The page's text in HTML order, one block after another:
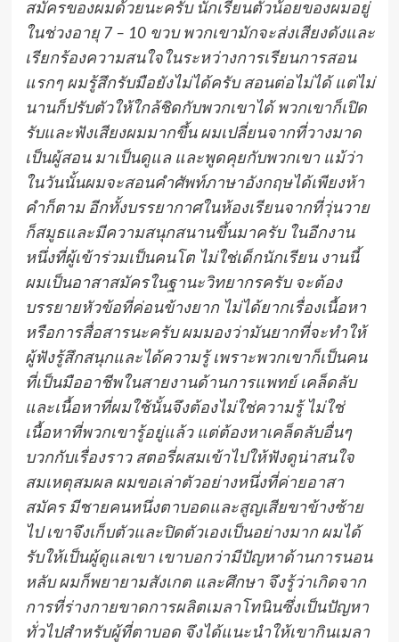
สมัครของผมด้วยนะครับ นักเรียนตัวน้อยของผมอยู่
ในช่วงอายุ 7 – 10 ขวบ พวกเขามักจะส่งเสียงดังและ
เรียกร้องความสนใจในระหว่างการเรียนการสอน
แรกๆ ผมรู้สึกรับมือยังไม่ได้ครับ สอนต่อไม่ได้ แต่ไม่
นานก็ปรับตัวให้ใกล้ชิดกับพวกเขาได้ พวกเขาก็เปิด
รับและฟังเสียงผมมากขึ้น ผมเปลี่ยนจากที่วางมาด
เป็นผู้สอน มาเป็นดูแล และพูดคุยกับพวกเขา แม้ว่า
ในวันนั้นผมจะสอนคำศัพท์ภาษาอังกฤษได้เพียงห้า
คำก็ตาม อีกทั้งบรรยากาศในห้องเรียนจากที่วุ่นวาย
ก็สมูธและมีความสนุกสนานขึ้นมาครับ ในอีกงาน
หนึ่งที่ผู้เข้าร่วมเป็นคนโต ไม่ใช่เด็กนักเรียน งานนี้
ผมเป็นอาสาสมัครในฐานะวิทยากรครับ จะต้อง
บรรยายหัวข้อที่ค่อนข้างยาก ไม่ได้ยากเรื่องเนื้อหา
หรือการสื่อสารนะครับ ผมมองว่ามันยากที่จะทำให้
ผู้ฟังรู้สึกสนุกและได้ความรู้ เพราะพวกเขาก็เป็นคน
ที่เป็นมืออาชีพในสายงานด้านการแพทย์ เคล็ดลับ
และเนื้อหาที่ผมใช้นั้นจึงต้องไม่ใช่ความรู้ ไม่ใช่
เนื้อหาที่พวกเขารู้อยู่แล้ว แต่ต้องหาเคล็ดลับอื่นๆ
บวกกับเรื่องราว สตอรี่ผสมเข้าไปให้ฟังดูน่าสนใจ
สมเหตุสมผล ผมขอเล่าตัวอย่างหนึ่งที่ค่ายอาสา
สมัคร มีชายคนหนึ่งตาบอดและสูญเสียขาข้างซ้าย
ไป เขาจึงเก็บตัวและปิดตัวเองเป็นอย่างมาก ผมได้
รับให้เป็นผู้ดูแลเขา เขาบอกว่ามีปัญหาด้านการนอน
หลับ ผมก็พยายามสังเกต และศึกษา จึงรู้ว่าเกิดจาก
การที่ร่างกายขาดการผลิตเมลาโทนินซึ่งเป็นปัญหา
ทั่วไปสำหรับผู้ที่ตาบอด จึงได้แนะนำให้เขากินเมลา